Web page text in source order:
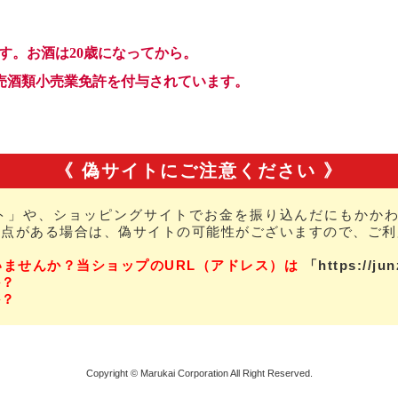
《 偽サイトにご注意ください 》
や、ショッピングサイトでお金を振り込んだにもかか
がある場合は、偽サイトの可能性がございますので、ご
せんか？当ショップのURL（アドレス）は
「https://
Copyright © Marukai Corporation All Right Reserved.